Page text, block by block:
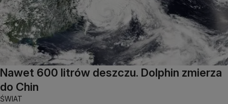
Nawet 600 litrów deszczu. Dolphin zmierza
do Chin
ŚWIAT